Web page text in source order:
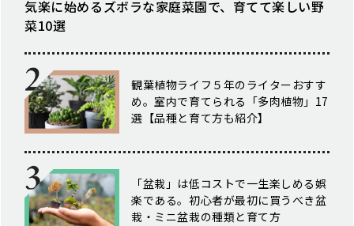
気楽に始めるズボラな家庭菜園で、育てて楽しい野
菜10選
観葉植物ライフ５年のライターおすす
め。室内で育てられる「多肉植物」17
選【品種と育て方も紹介】
「盆栽」は低コストで一生楽しめる娯
楽である。初心者が最初に買うべき盆
栽・ミニ盆栽の種類と育て方